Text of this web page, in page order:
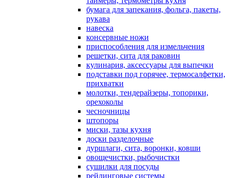
бумага для запекания, фольга, пакеты,
рукава
навеска
консервные ножи
приспособления для измельчения
решетки, сита для раковин
кулинария, аксессуары для выпечки
подставки под горячее, термосалфетки,
прихватки
молотки, тендерайзеры, топорики,
орехоколы
чесночницы
штопоры
миски, тазы кухня
доски разделочные
дуршлаги, сита, воронки, ковши
овощечистки, рыбочистки
сушилки для посуды
рейлинговые системы